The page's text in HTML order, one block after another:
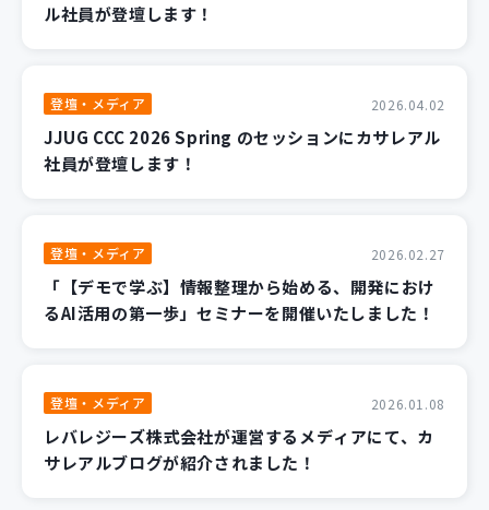
ル社員が登壇します！
登壇・メディア 2026.04.02
JJUG CCC 2026 Spring のセッションにカサレアル
社員が登壇します！
登壇・メディア 2026.02.27
「【デモで学ぶ】情報整理から始める、開発におけ
るAI活用の第一歩」セミナーを開催いたしました！
登壇・メディア 2026.01.08
レバレジーズ株式会社が運営するメディアにて、カ
サレアルブログが紹介されました！